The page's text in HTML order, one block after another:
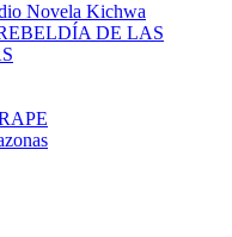
Novela Kichwa
DE LAS